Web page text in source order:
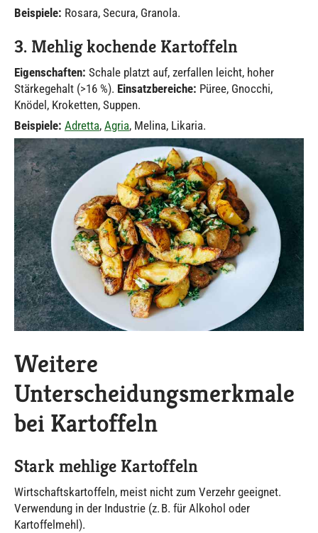
Beispiele: Rosara, Secura, Granola.
3. Mehlig kochende Kartoffeln
Eigenschaften: Schale platzt auf, zerfallen leicht, hoher
Stärkegehalt (>16 %). Einsatzbereiche: Püree, Gnocchi,
Knödel, Kroketten, Suppen.
Beispiele: Adretta, Agria, Melina, Likaria.
Weitere
Unterscheidungsmerkmale
bei Kartoffeln
Stark mehlige Kartoffeln
Wirtschaftskartoffeln, meist nicht zum Verzehr geeignet.
Verwendung in der Industrie (z. B. für Alkohol oder
Kartoffelmehl).